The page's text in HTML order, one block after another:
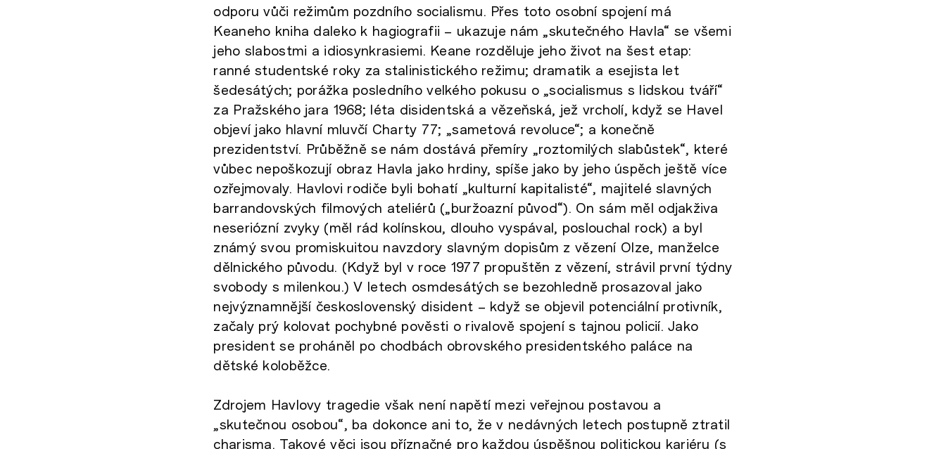
odporu vůči režimům pozdního socialismu. Přes toto osobní spojení má
Keaneho kniha daleko k hagiografii – ukazuje nám „skutečného Havla“ se všemi
jeho slabostmi a idiosynkrasiemi. Keane rozděluje jeho život na šest etap:
ranné studentské roky za stalinistického režimu; dramatik a esejista let
šedesátých; porážka posledního velkého pokusu o „socialismus s lidskou tváří“
za Pražského jara 1968; léta disidentská a vězeňská, jež vrcholí, když se Havel
objeví jako hlavní mluvčí Charty 77; „sametová revoluce“; a konečně
prezidentství. Průběžně se nám dostává přemíry „roztomilých slabůstek“, které
vůbec nepoškozují obraz Havla jako hrdiny, spíše jako by jeho úspěch ještě více
ozřejmovaly. Havlovi rodiče byli bohatí „kulturní kapitalisté“, majitelé slavných
barrandovských filmových ateliérů („buržoazní původ“). On sám měl odjakživa
neseriózní zvyky (měl rád kolínskou, dlouho vyspával, poslouchal rock) a byl
známý svou promiskuitou navzdory slavným dopisům z vězení Olze, manželce
dělnického původu. (Když byl v roce 1977 propuštěn z vězení, strávil první týdny
svobody s milenkou.) V letech osmdesátých se bezohledně prosazoval jako
nejvýznamnější československý disident – když se objevil potenciální protivník,
začaly prý kolovat pochybné pověsti o rivalově spojení s tajnou policií. Jako
president se proháněl po chodbách obrovského presidentského paláce na
dětské koloběžce.
Zdrojem Havlovy tragedie však není napětí mezi veřejnou postavou a
„skutečnou osobou“, ba dokonce ani to, že v nedávných letech postupně ztratil
charisma. Takové věci jsou příznačné pro každou úspěšnou politickou kariéru (s